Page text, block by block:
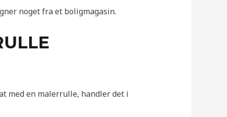
noget fra et boligmagasin.
med en malerrulle, handler det i